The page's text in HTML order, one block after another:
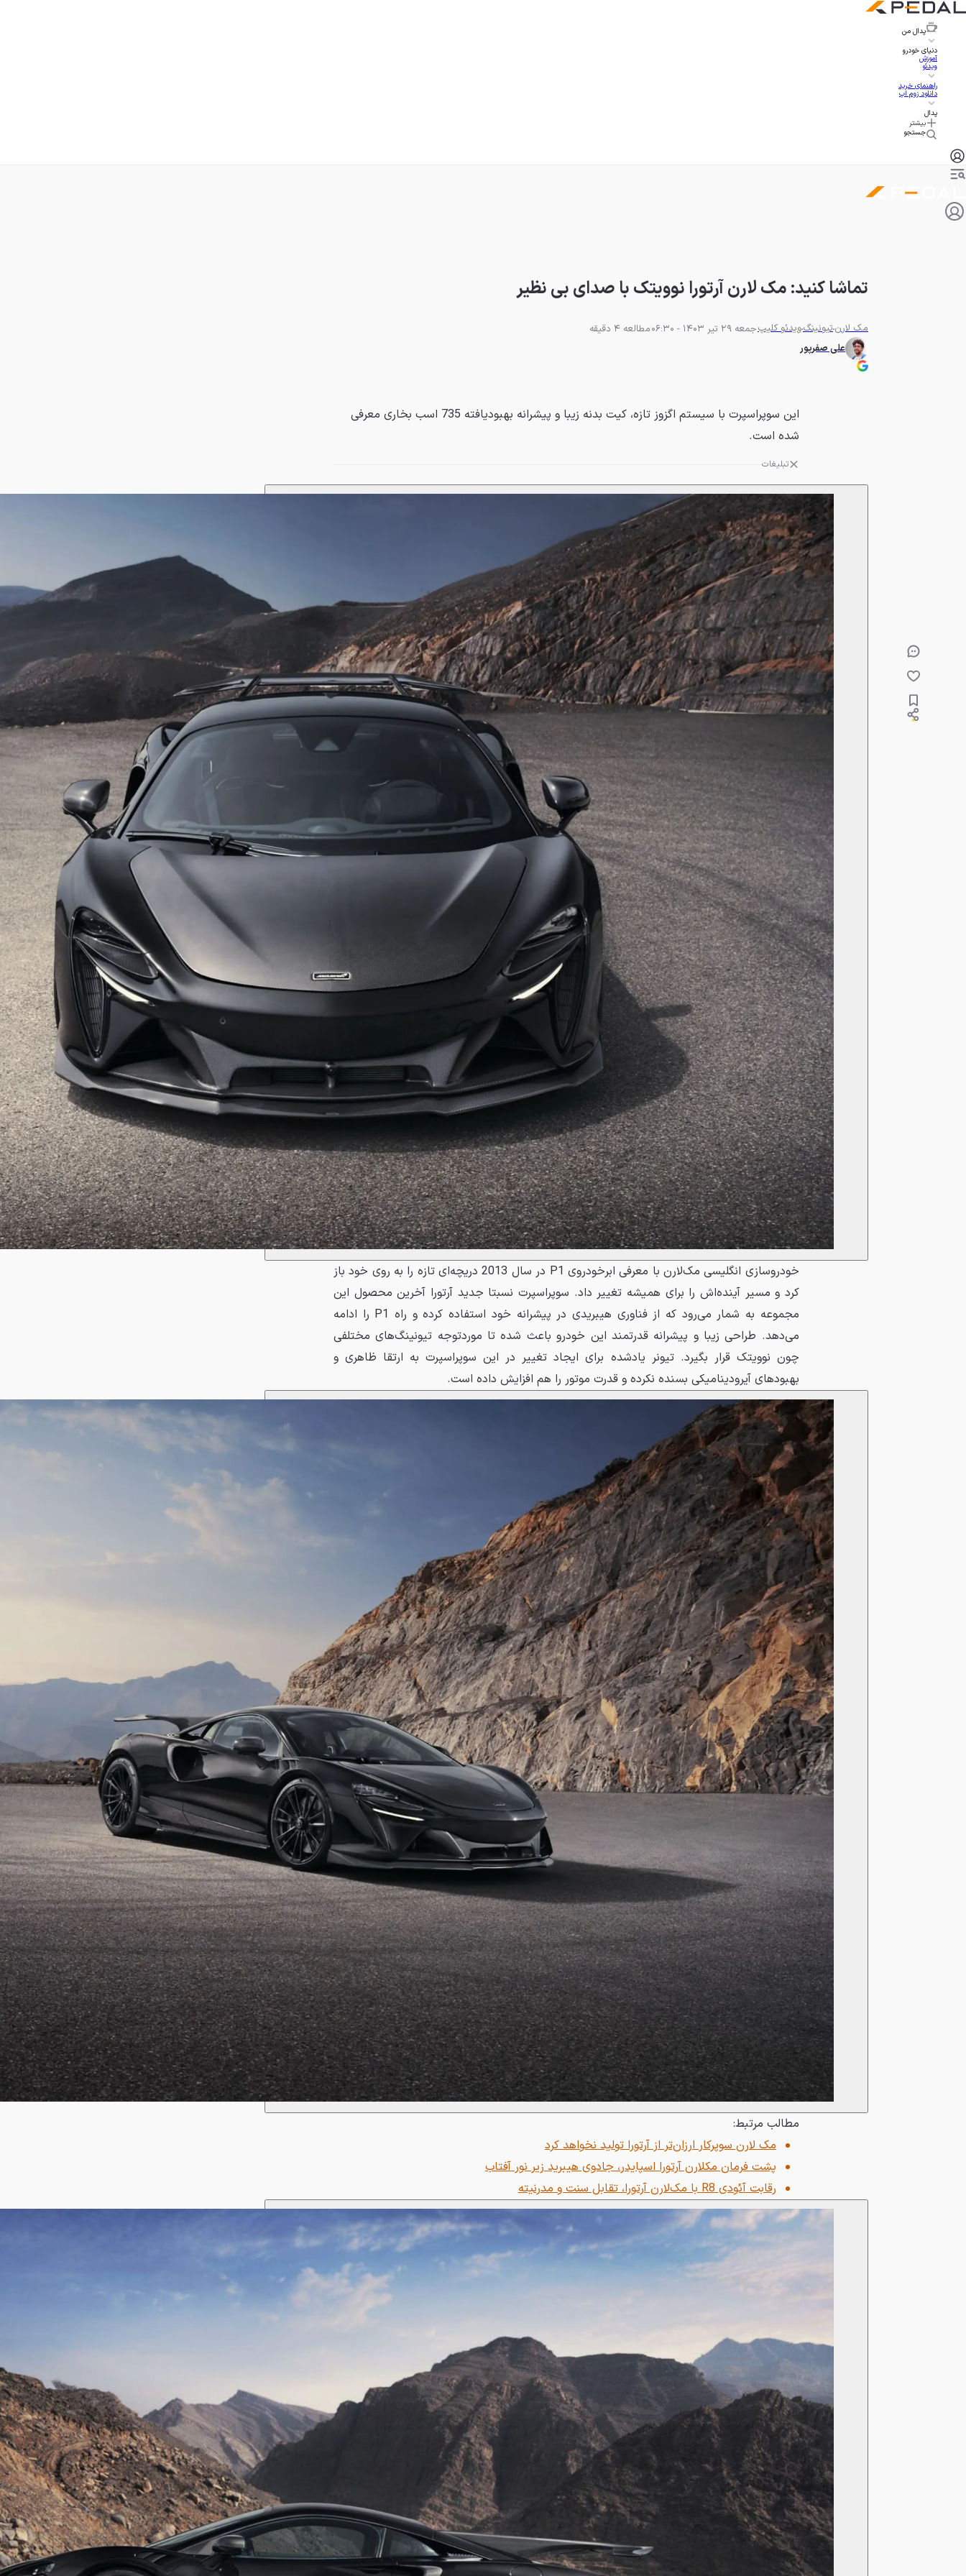
پدال من
دنیای خودرو
آموزش
ویدئو
راهنمای خرید
دانلود زوم اپ
پدال
بیشتر
جستجو
تماشا کنید: مک لارن آرتورا نوویتک با صدای بی نظیر
مک لارنتیونینگویدئو کلیپجمعه 29 تیر 1403 - 06:30
مطالعه 4 دقیقه
علی صفرپور
این سوپراسپرت با سیستم اگزوز تازه، کیت بدنه زیبا و پیشرانه بهبودیافته 735 اسب بخاری معرفی
شده است.
تبلیغات
خودروسازی انگلیسی مک‌لارن با معرفی ابرخودروی P1 در سال 2013 دریچه‌ای تازه را به روی خود باز
کرد و مسیر آینده‌اش را برای همیشه تغییر داد. سوپراسپرت نسبتا جدید آرتورا آخرین محصول این
مجموعه به شمار می‌رود که از فناوری هیبریدی در پیشرانه خود استفاده کرده و راه P1 را ادامه
می‌دهد. طراحی زیبا و پیشرانه قدرتمند این خودرو باعث شده تا موردتوجه تیونینگ‌های مختلفی
چون نوویتک قرار بگیرد. تیونر یادشده برای ایجاد تغییر در این سوپراسپرت به ارتقا ظاهری و
بهبودهای آیرودینامیکی بسنده نکرده و قدرت موتور را هم افزایش داده است.
مطالب مرتبط:
مک لارن سوپرکار ارزان‌تر از آرتورا تولید نخواهد کرد
پشت فرمان مکلارن آرتورا اسپایدر، جادوی هیبرید زیر نور آفتاب
رقابت آئودی R8 با مک‌لارن آرتورا، تقابل سنت و مدرنیته